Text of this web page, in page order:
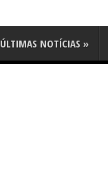
ÚLTIMAS NOTÍCIAS »